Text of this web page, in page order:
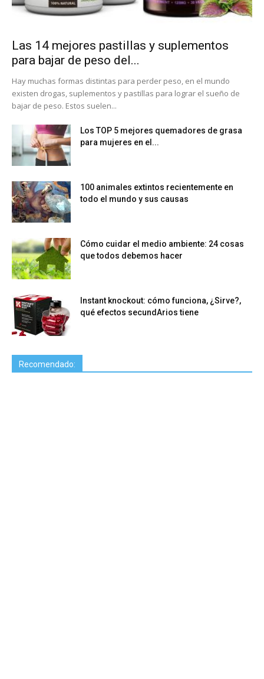
Las 14 mejores pastillas y suplementos
para bajar de peso del...
Hay muchas formas distintas para perder peso, en el mundo
existen drogas, suplementos y pastillas para lograr el sueño de
bajar de peso. Estos suelen...
Los TOP 5 mejores quemadores de grasa
para mujeres en el...
100 animales extintos recientemente en
todo el mundo y sus causas
Cómo cuidar el medio ambiente: 24 cosas
que todos debemos hacer
Instant knockout: cómo funciona, ¿Sirve?,
qué efectos secundArios tiene
Recomendado: